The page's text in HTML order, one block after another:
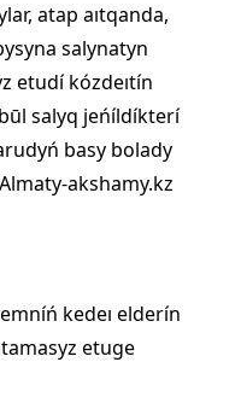
atap aıtqanda,
salynatyn
etudí kózdeıtín
salyq jeńíldíkterí
basy bolady
akshamy.kz
kedeı elderín
etuge